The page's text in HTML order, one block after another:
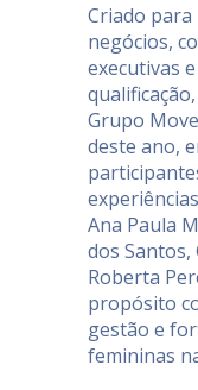
Criado
negócios,
executivas
Grupo
deste ano,
Ana Paula
dos
Roberta
propósito
gestão e
femininas